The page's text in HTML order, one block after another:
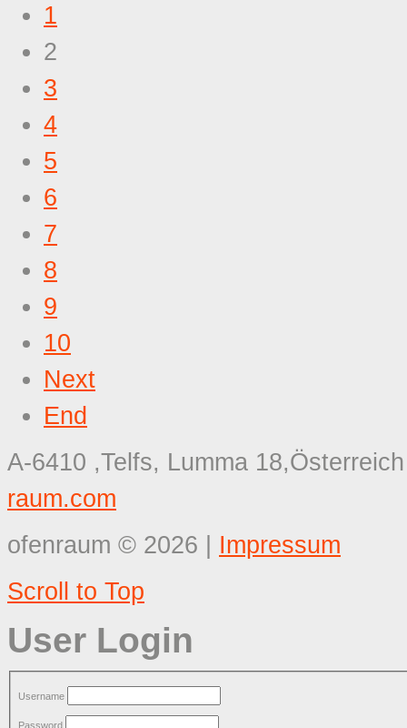
1
2
3
4
5
6
7
8
9
10
Next
End
A-6410 ,Telfs, Lumma 18,Österreich
raum.com
ofenraum © 2026
Impressum
Scroll to Top
User Login
Username
Password